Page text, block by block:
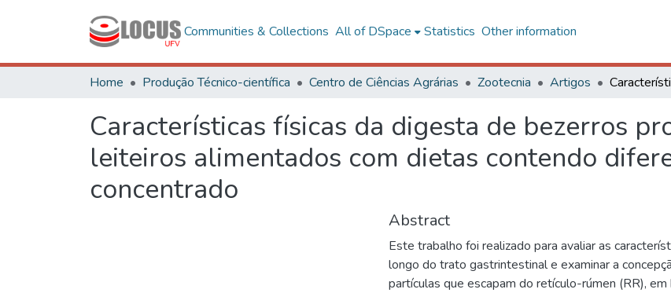
Communities & Collections All of DSpace Statistics Other information
Home Produção Técnico-científica Centro de Ciências Agrárias Zootecnia Artigos
Características físicas da digesta de bezerros
leiteiros alimentados com dietas contendo
concentrado
Abstract
Este trabalho foi realizado para avaliar as
longo do trato gastrintestinal e examinar a
partículas que escapam do retículo-rúmen (RR),